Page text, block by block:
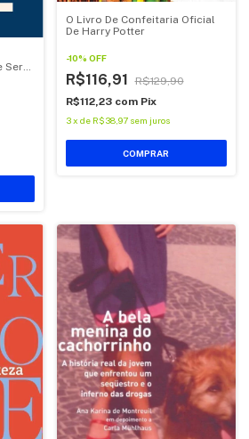
Ser
O Livro De Confeitaria Oficial
De Harry Potter
-10% OFF
R$116,91
R$129,90
R$112,23 com Pix
3 x de R$38,97 sem juros
COMPRAR